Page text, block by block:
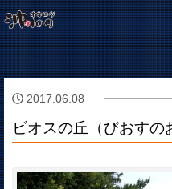
2017.06.08
ビオスの丘（びおすの